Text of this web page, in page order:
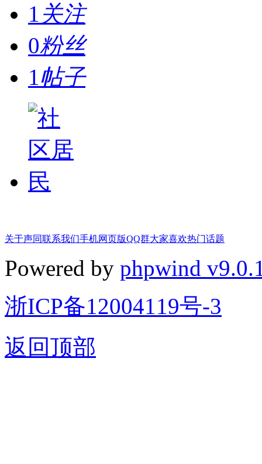
1 关注
0粉丝
1帖子
关于声同联系我们手机网页版QQ群大家喜欢热门话题
Powered by phpwind
浙ICP备12004119号-3
返回顶部